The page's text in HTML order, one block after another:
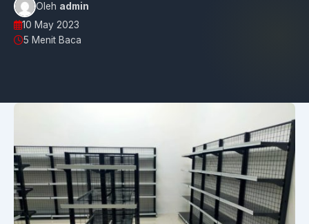
Oleh admin
10 May 2023
5 Menit Baca